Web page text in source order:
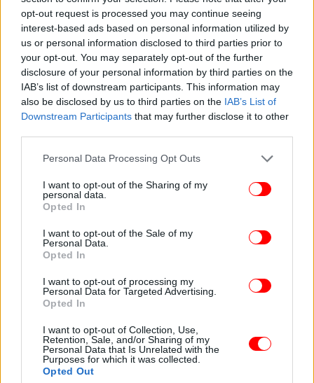
opt-out request is processed you may continue seeing
interest-based ads based on personal information utilized by
us or personal information disclosed to third parties prior to
your opt-out. You may separately opt-out of the further
disclosure of your personal information by third parties on the
IAB’s list of downstream participants. This information may
also be disclosed by us to third parties on the IAB’s List of
Downstream Participants that may further disclose it to other
Please note that this website/app uses one or more Google
not limited to your visit or usage behaviour. You may click to
grant or deny consent to Google and its third-party tags to
use your data for below specified purposes in below Google
consent section.
Personal Data Processing Opt Outs
I want to opt-out of the Sharing of my
personal data.
Opted In
I want to opt-out of the Sale of my
Personal Data.
Opted In
I want to opt-out of processing my
Personal Data for Targeted Advertising.
Opted In
I want to opt-out of Collection, Use,
Retention, Sale, and/or Sharing of my
Personal Data that Is Unrelated with the
Purposes for which it was collected.
Opted Out